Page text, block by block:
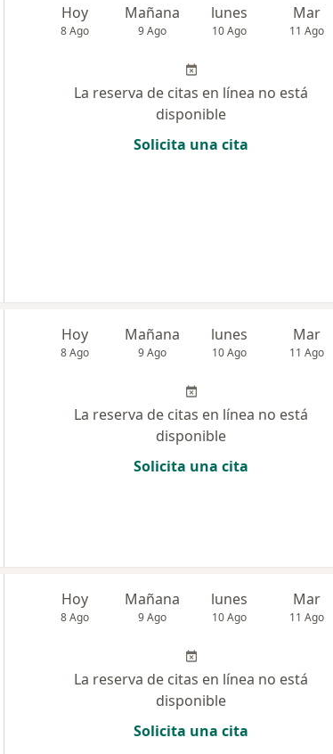
Hoy
8 Ago
Mañana
9 Ago
lunes
10 Ago
Mar
11 Ago
La reserva de citas en línea no está
disponible
Solicita una cita
Hoy
8 Ago
Mañana
9 Ago
lunes
10 Ago
Mar
11 Ago
La reserva de citas en línea no está
disponible
Solicita una cita
Hoy
8 Ago
Mañana
9 Ago
lunes
10 Ago
Mar
11 Ago
La reserva de citas en línea no está
disponible
Solicita una cita